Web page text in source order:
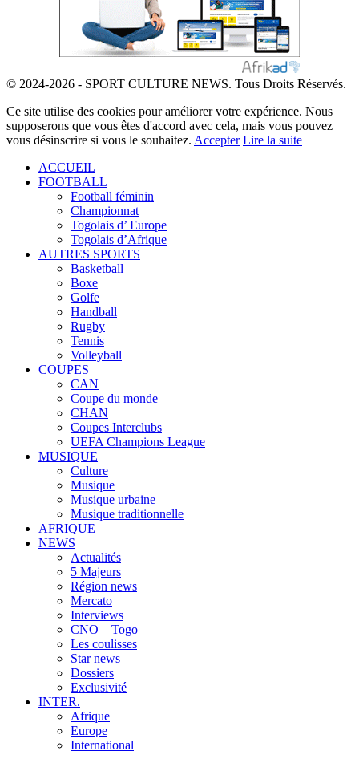
© 2024-2026 - SPORT CULTURE NEWS. Tous Droits Réservés.
Ce site utilise des cookies pour améliorer votre expérience. Nous
supposerons que vous êtes d'accord avec cela, mais vous pouvez
vous désinscrire si vous le souhaitez. Accepter Lire la suite
ACCUEIL
FOOTBALL
Football féminin
Championnat
Togolais d’ Europe
Togolais d’Afrique
AUTRES SPORTS
Basketball
Boxe
Golfe
Handball
Rugby
Tennis
Volleyball
COUPES
CAN
Coupe du monde
CHAN
Coupes Interclubs
UEFA Champions League
MUSIQUE
Culture
Musique
Musique urbaine
Musique traditionnelle
AFRIQUE
NEWS
Actualités
5 Majeurs
Région news
Mercato
Interviews
CNO – Togo
Les coulisses
Star news
Dossiers
Exclusivité
INTER.
Afrique
Europe
International